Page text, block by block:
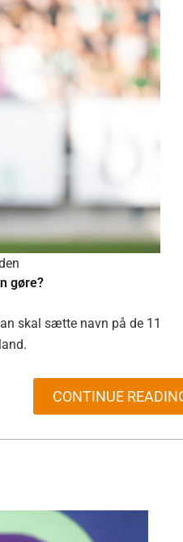
gøre?
skal sætte navn på de 11
CONTINUE